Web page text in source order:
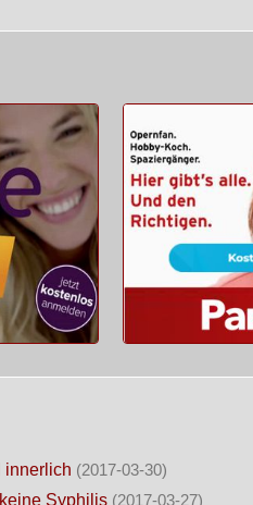
innerlich (2017-03-30)
Syphilis (2017-03-27)